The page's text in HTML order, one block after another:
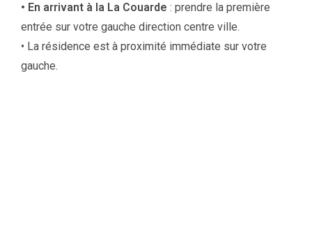
• En arrivant à la La Couarde : prendre la première
entrée sur votre gauche direction centre ville.
• La résidence est à proximité immédiate sur votre
gauche.